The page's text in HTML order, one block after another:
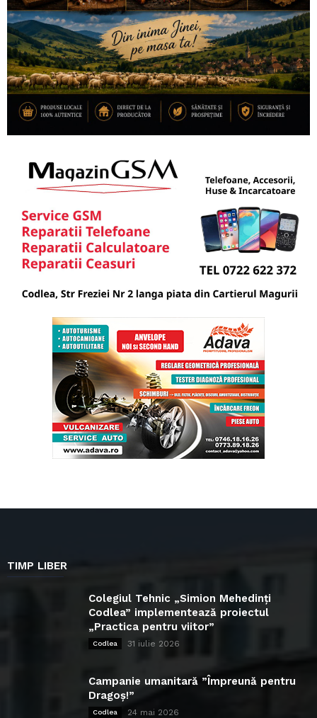
TIMP LIBER
Colegiul Tehnic „Simion Mehedinți
Codlea” implementează proiectul
„Practica pentru viitor”
Codlea 31 iulie 2026
Campanie umanitară ”Împreună pentru
Dragoș!”
Codlea 24 mai 2026